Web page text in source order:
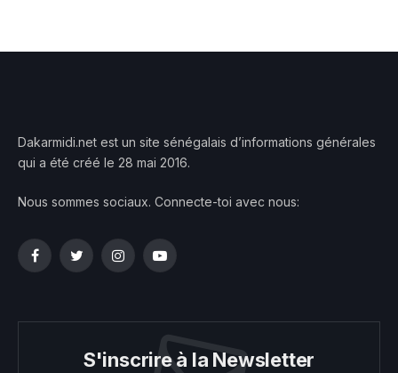
Dakarmidi.net est un site sénégalais d’informations générales
qui a été créé le 28 mai 2016.
Nous sommes sociaux. Connecte-toi avec nous:
FacebookTwitterInstagramYouTube
S'inscrire à la Newsletter